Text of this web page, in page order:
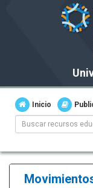
Inicio